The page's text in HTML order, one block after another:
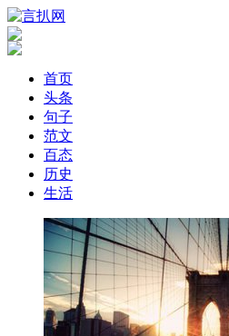
首页
头条
句子
范文
百态
历史
生活